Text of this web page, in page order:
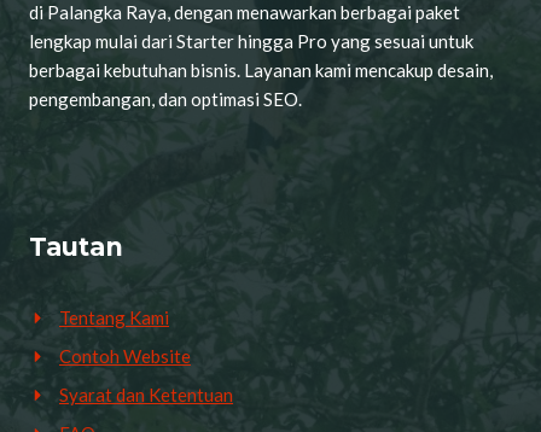
di Palangka Raya, dengan menawarkan berbagai paket
lengkap mulai dari Starter hingga Pro yang sesuai untuk
berbagai kebutuhan bisnis. Layanan kami mencakup desain,
pengembangan, dan optimasi SEO.
Tautan
Tentang Kami
Contoh Website
Syarat dan Ketentuan